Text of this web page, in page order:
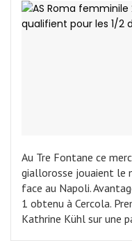
Au Tre Fontane ce
giallorosse jouaient le
face au Napoli.
1 obtenu à Cercola.
Kathrine Kühl sur une